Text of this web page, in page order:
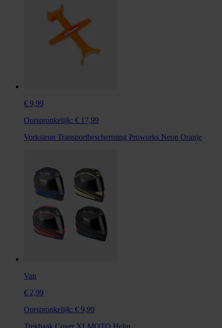
€ 9,99
Oorspronkelijk: € 17,99
Vorksteun Transportbescherming Proworks Neon Oranje
Van
€ 2,99
Oorspronkelijk: € 9,99
Trekhaak Cover XLMOTO Helm